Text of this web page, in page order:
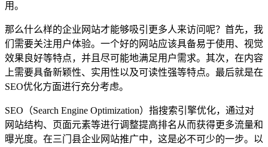
用。
那么什么样的企业网站才能够吸引更多人来访问呢？首先，我
们需要关注用户体验。一个好的网站应该具备易于使用、视觉
效果良好等特点，并且尽可能地满足用户需求。其次，在内容
上需要具备新颖性、实用性以及可读性强等特点。最后就是在
SEO优化方面进行充分考虑。
SEO（Search Engine Optimization）指搜索引擎优化，通过对
网站结构、页面元素等进行调整提高排名从而获得更多流量和
曝光度。在三门县企业网站推广中，这是必不可少的一步。以